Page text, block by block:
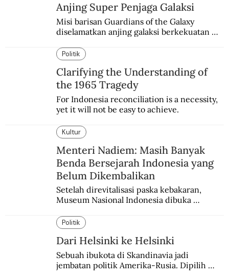
Anjing Super Penjaga Galaksi
Misi barisan Guardians of the Galaxy
diselamatkan anjing galaksi berkekuatan
si martir antariksa Soviet.
Politik
Clarifying the Understanding of
the 1965 Tragedy
For Indonesia reconciliation is a necessity,
yet it will not be easy to achieve.
Kultur
Menteri Nadiem: Masih Banyak
Benda Bersejarah Indonesia yang
Belum Dikembalikan
Setelah direvitalisasi paska kebakaran,
Museum Nasional Indonesia dibuka
Pameran Repatriasi 2024.
Politik
Dari Helsinki ke Helsinki
Sebuah ibukota di Skandinavia jadi
jembatan politik Amerika-Rusia. Dipilih